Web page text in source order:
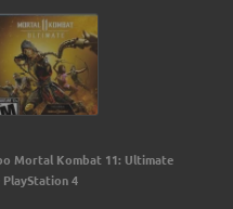
Mortal Kombat 11: Ultimate
4